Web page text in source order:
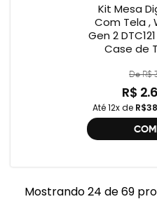
Kit Mesa
Com Tela ,
Gen 2
Case de
De R$
R$
Até 12x de
Mostrando 24 de 69